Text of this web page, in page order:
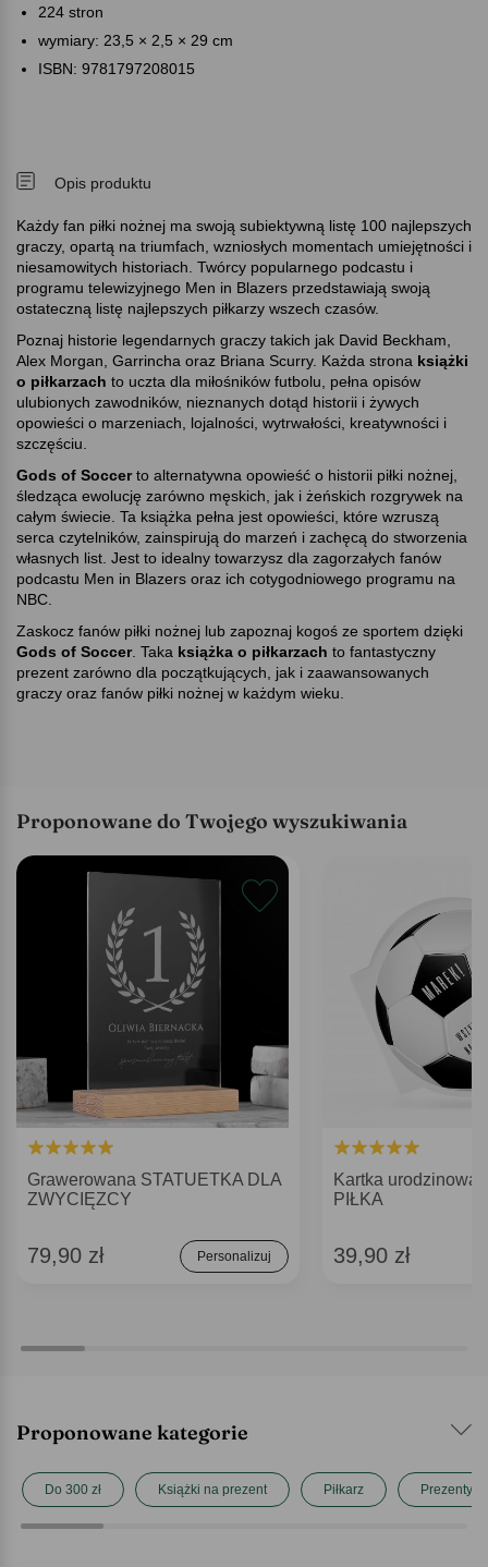
224 stron
wymiary: 23,5 × 2,5 × 29 cm
ISBN: 9781797208015
Opis produktu
Każdy fan piłki nożnej ma swoją subiektywną listę 100 najlepszych
graczy, opartą na triumfach, wzniosłych momentach umiejętności i
niesamowitych historiach. Twórcy popularnego podcastu i
programu telewizyjnego Men in Blazers przedstawiają swoją
ostateczną listę najlepszych piłkarzy wszech czasów.
Poznaj historie legendarnych graczy takich jak David Beckham,
Alex Morgan, Garrincha oraz Briana Scurry. Każda strona książki
o piłkarzach to uczta dla miłośników futbolu, pełna opisów
ulubionych zawodników, nieznanych dotąd historii i żywych
opowieści o marzeniach, lojalności, wytrwałości, kreatywności i
szczęściu.
Gods of Soccerto alternatywna opowieść o historii piłki nożnej,
śledząca ewolucję zarówno męskich, jak i żeńskich rozgrywek na
całym świecie. Ta książka pełna jest opowieści, które wzruszą
serca czytelników, zainspirują do marzeń i zachęcą do stworzenia
własnych list. Jest to idealny towarzysz dla zagorzałych fanów
podcastu Men in Blazers oraz ich cotygodniowego programu na
NBC.
Zaskocz fanów piłki nożnej lub zapoznaj kogoś ze sportem dzięki
Gods of Soccer. Taka książka o piłkarzach to fantastyczny
prezent zarówno dla początkujących, jak i zaawansowanych
graczy oraz fanów piłki nożnej w każdym wieku.
Proponowane do Twojego wyszukiwania
Grawerowana STATUETKA DLA
ZWYCIĘZCY
79,90 zł Personalizuj
Kartka urodzinowa
PIŁKA
39,90 zł
Proponowane kategorie
Do 300 zł Książki na prezent Piłkarz Prezenty